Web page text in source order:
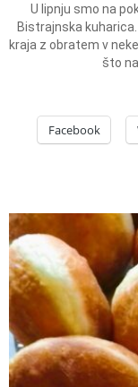
U lipnju smo na
Bistrajnska
kraja z obratem v
što
Facebook